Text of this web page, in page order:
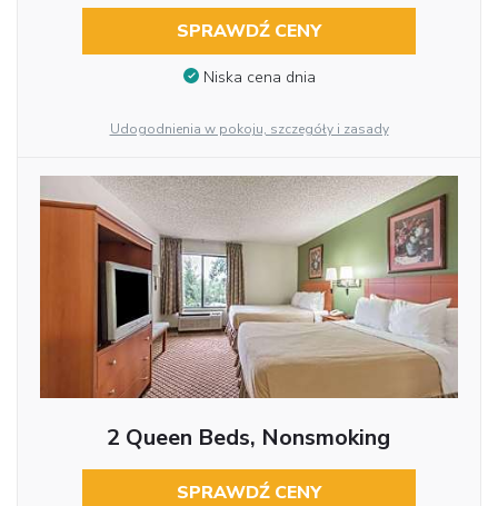
SPRAWDŹ CENY
Niska cena dnia
Udogodnienia w pokoju, szczegóły i zasady
2 Queen Beds, Nonsmoking
SPRAWDŹ CENY